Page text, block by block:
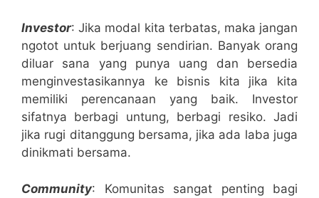
Investor: Jika modal kita terbatas, maka jangan
ngotot untuk berjuang sendirian. Banyak orang
diluar sana yang punya uang dan bersedia
menginvestasikannya ke bisnis kita jika kita
memiliki perencanaan yang baik. Investor
sifatnya berbagi untung, berbagi resiko. Jadi
jika rugi ditanggung bersama, jika ada laba juga
dinikmati bersama.
Community: Komunitas sangat penting bagi